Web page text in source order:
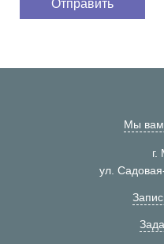
Мы вам
г.
ул.